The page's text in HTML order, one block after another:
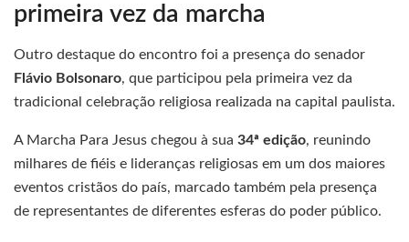
primeira vez da marcha
Outro destaque do encontro foi a presença do senador
Flávio Bolsonaro, que participou pela primeira vez da
tradicional celebração religiosa realizada na capital paulista.
A Marcha Para Jesus chegou à sua 34ª edição, reunindo
milhares de fiéis e lideranças religiosas em um dos maiores
eventos cristãos do país, marcado também pela presença
de representantes de diferentes esferas do poder público.